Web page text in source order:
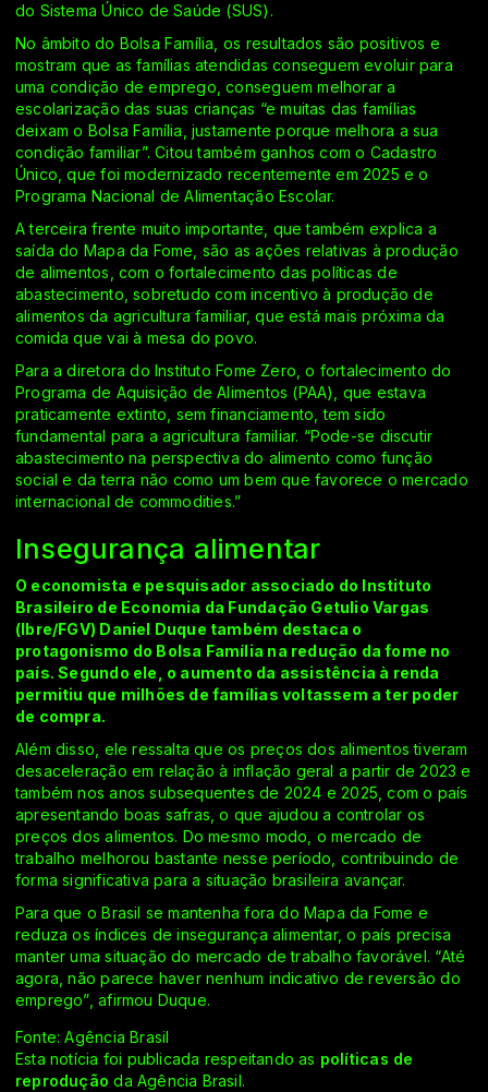
do Sistema Único de Saúde (SUS).
No âmbito do Bolsa Família, os resultados são positivos e
mostram que as famílias atendidas conseguem evoluir para
uma condição de emprego, conseguem melhorar a
escolarização das suas crianças “e muitas das famílias
deixam o Bolsa Família, justamente porque melhora a sua
condição familiar”. Citou também ganhos com o Cadastro
Único, que foi modernizado recentemente em 2025 e o
Programa Nacional de Alimentação Escolar.
A terceira frente muito importante, que também explica a
saída do Mapa da Fome, são as ações relativas à produção
de alimentos, com o fortalecimento das políticas de
abastecimento, sobretudo com incentivo à produção de
alimentos da agricultura familiar, que está mais próxima da
comida que vai à mesa do povo.
Para a diretora do Instituto Fome Zero, o fortalecimento do
Programa de Aquisição de Alimentos (PAA), que estava
praticamente extinto, sem financiamento, tem sido
fundamental para a agricultura familiar. “Pode-se discutir
abastecimento na perspectiva do alimento como função
social e da terra não como um bem que favorece o mercado
internacional de commodities.”
Insegurança alimentar
O economista e pesquisador associado do Instituto
Brasileiro de Economia da Fundação Getulio Vargas
(Ibre/FGV) Daniel Duque também destaca o
protagonismo do Bolsa Família na redução da fome no
país. Segundo ele, o aumento da assistência à renda
permitiu que milhões de famílias voltassem a ter poder
de compra.
Além disso, ele ressalta que os preços dos alimentos tiveram
desaceleração em relação à inflação geral a partir de 2023 e
também nos anos subsequentes de 2024 e 2025, com o país
apresentando boas safras, o que ajudou a controlar os
preços dos alimentos. Do mesmo modo, o mercado de
trabalho melhorou bastante nesse período, contribuindo de
forma significativa para a situação brasileira avançar.
Para que o Brasil se mantenha fora do Mapa da Fome e
reduza os índices de insegurança alimentar, o país precisa
manter uma situação do mercado de trabalho favorável. “Até
agora, não parece haver nenhum indicativo de reversão do
emprego”, afirmou Duque.
Fonte: Agência Brasil
Esta notícia foi publicada respeitando as políticas de
reprodução da Agência Brasil.